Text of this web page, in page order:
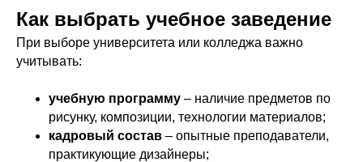
Как выбрать учебное заведение
При выборе университета или колледжа важно
учитывать:
учебную программу – наличие предметов по
рисунку, композиции, технологии материалов;
кадровый состав – опытные преподаватели,
практикующие дизайнеры;